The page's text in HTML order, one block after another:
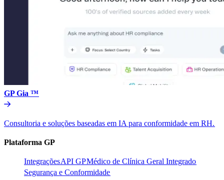
GP Gia ™​​
Consultoria e soluções baseadas em IA para conformidade em RH.​​
Plataforma GP​​
Integrações​​API GP​​Médico de Clínica Geral Integrado​​
Segurança e Conformidade​​